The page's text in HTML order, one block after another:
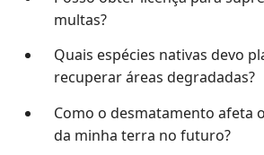
multas?
Quais espécies nativas devo
recuperar áreas degradadas?
Como o desmatamento afeta
da minha terra no futuro?